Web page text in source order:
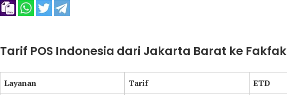
Tarif POS Indonesia dari Jakarta Barat ke Fakfak
Layanan Tarif
ETD